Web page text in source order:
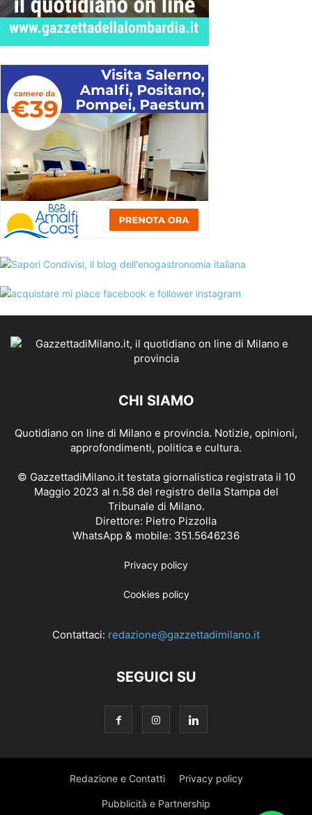
CHI SIAMO
Quotidiano on line di Milano e provincia. Notizie, opinioni,
approfondimenti, politica e cultura.
© GazzettadiMilano.it testata giornalistica registrata il 10
Maggio 2023 al n.58 del registro della Stampa del
Tribunale di Milano.
Direttore: Pietro Pizzolla
WhatsApp & mobile: 351.5646236
Privacy policy
Cookies policy
Contattaci: redazione@gazzettadimilano.it
SEGUICI SU
Redazione e Contatti Privacy policy
Pubblicità e Partnership